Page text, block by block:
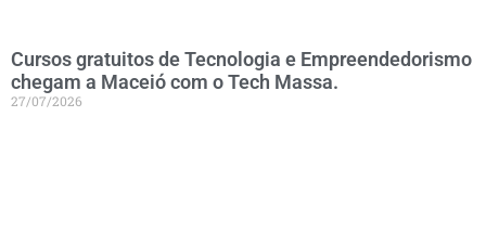
Cursos gratuitos de Tecnologia e Empreendedorismo
chegam a Maceió com o Tech Massa.
27/07/2026